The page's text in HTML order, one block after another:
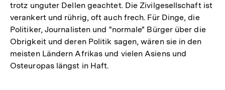
trotz unguter Dellen geachtet. Die Zivilgesellschaft ist
verankert und rührig, oft auch frech. Für Dinge, die
Politiker, Journalisten und "normale" Bürger über die
Obrigkeit und deren Politik sagen, wären sie in den
meisten Ländern Afrikas und vielen Asiens und
Osteuropas längst in Haft.